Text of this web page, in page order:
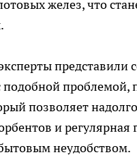
желез, что
представили
подобной проблемой,
позволяет
и регулярная
неудобством.